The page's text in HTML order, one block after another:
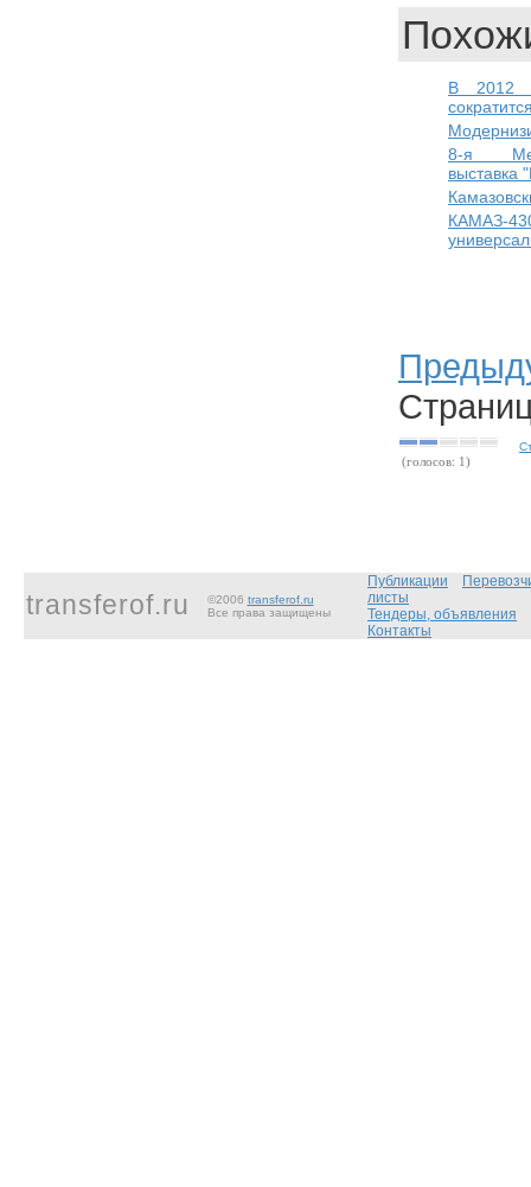
В 2012
8-я
выставка
КАМАЗ-
(голосов: 1)
transferof.ru ©2006 transferof.ru
Все права защищены
Публикации
листы
Тендеры, объявления
Контакты